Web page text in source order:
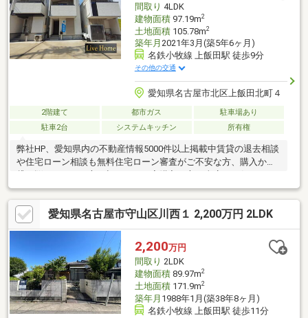
間取り 4LDK
建物面積97.19m2
土地面積105.78m2
築年月 2021年3月(築5年6ヶ月)
名鉄小牧線 上飯田駅 徒歩9分
その他の交通
愛知県名古屋市北区上飯田北町４
2階建て 都市ガス
駐車場あり
駐車2台
システムキッチン 所有権
弊社HP、愛知県内の不動産情報5000件以上掲載中賃貸の退去相談
や住宅ローン相談も無料住宅ローン審査がご不安な方、購入か賃
さい。当店であれば、頭金、自己資金がなくてもお家の購入が可
能引っ越し費用や家具家電の費用、カーポートや太陽光、蓄電池
などのオプション工事代も住宅ローンに組み込めます。車のロー
ン等を住宅ローンにまとめられる、おまとめローン取り扱い銀行
のご紹介も可能です。資料請求、複数内覧、近隣物件との比較
等、お気軽にご相談ください
愛知県名古屋市守山区川西１ 2,200万円 2LDK
2,200万円
間取り 2LDK
建物面積89.97m2
土地面積171.9m2
築年月 1988年1月(築38年8ヶ月)
名鉄小牧線 上飯田駅 徒歩11分